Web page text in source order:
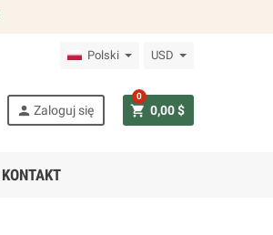
Polski USD
person Zaloguj się shopping_cart 0,00 $
0
KONTAKT